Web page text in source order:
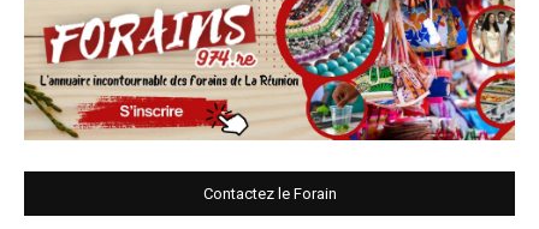
Contactez le Forain